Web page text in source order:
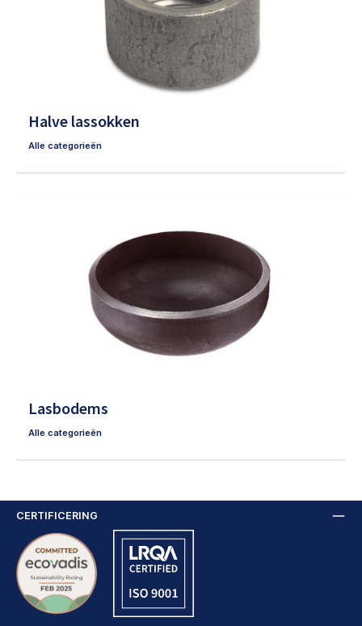
Halve lassokken
Alle categorieën
Lasbodems
Alle categorieën
CERTIFICERING